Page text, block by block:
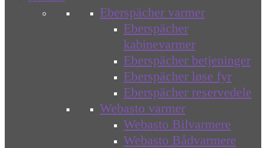
Eberspächer varmer
Eberspächer
kabinevarmer
Eberspächer betjeninger
Eberspächer løse fyr
Eberspächer reservedele
Webasto varmer
Webasto Bilvarmere
Webasto Bådvarmere